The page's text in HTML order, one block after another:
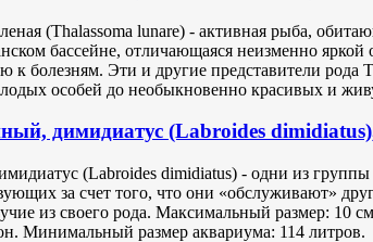
(Thalassoma lunare) - активная рыба,
бассейне, отличающаяся неизменно яркой
к болезням. Эти и другие представители рода
особей до необыкновенно красивых и
димидиатус (Labroides
(Labroides dimidiatus) - одни из
за счет того, что они «обслуживают»
из своего рода. Максимальный размер: 10
Минимальный размер аквариума: 114 литров.